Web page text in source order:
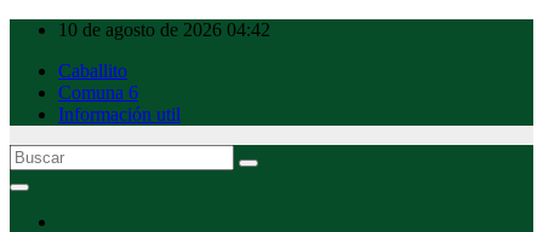
contenido
10 de agosto de 2026 04:42
Caballito
Comuna 6
Información util
Caballito Urbano